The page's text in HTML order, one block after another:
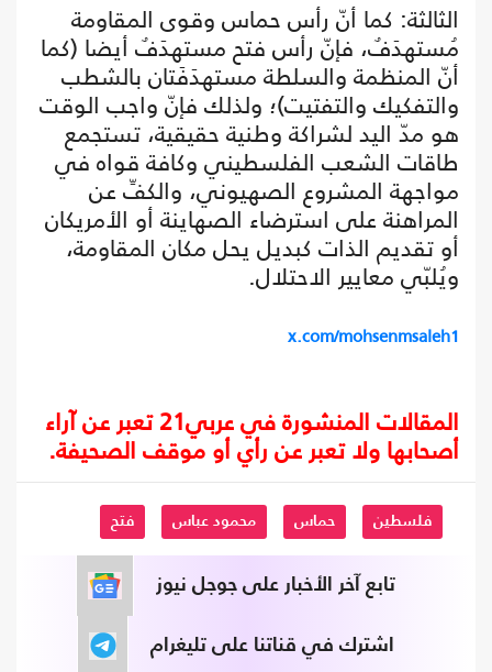
الثالثة: كما أنّ رأس حماس وقوى المقاومة
مُستهدَفٌ، فإنّ رأس فتح مستهدَفٌ أيضا (كما
أنّ المنظمة والسلطة مستهدَفَتان بالشطب
والتفكيك والتفتيت)؛ ولذلك فإنّ واجب الوقت
هو مدّ اليد لشراكة وطنية حقيقية، تستجمع
طاقات الشعب الفلسطيني وكافة قواه في
مواجهة المشروع الصهيوني، والكفِّ عن
المراهنة على استرضاء الصهاينة أو الأمريكان
أو تقديم الذات كبديل يحل مكان المقاومة،
ويُلبّي معايير الاحتلال.
x.com/mohsenmsaleh1
المقالات المنشورة في عربي21 تعبر عن آراء
أصحابها ولا تعبر عن رأي أو موقف الصحيفة.
فلسطين حماس محمود عباس فتح
تابع آخر الأخبار على جوجل نيوز
اشترك في قناتنا على تليغرام